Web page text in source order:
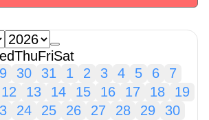
ThuFriSat
30 31 1 2 3 4 5 6
7
12 13 14 15 16 17 18
19
24 25 26 27 28 29
30